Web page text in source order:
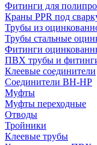
Фитинги для
Краны PPR под
Трубы из
Трубы стальные
Фитинги
ПВХ трубы и
Клеевые соединители
Соединители ВН-НР
Муфты
Муфты переходные
Отводы
Тройники
Клеевые трубы